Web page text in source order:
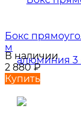
Бокс
м
В наличии
2 880₽
Купить